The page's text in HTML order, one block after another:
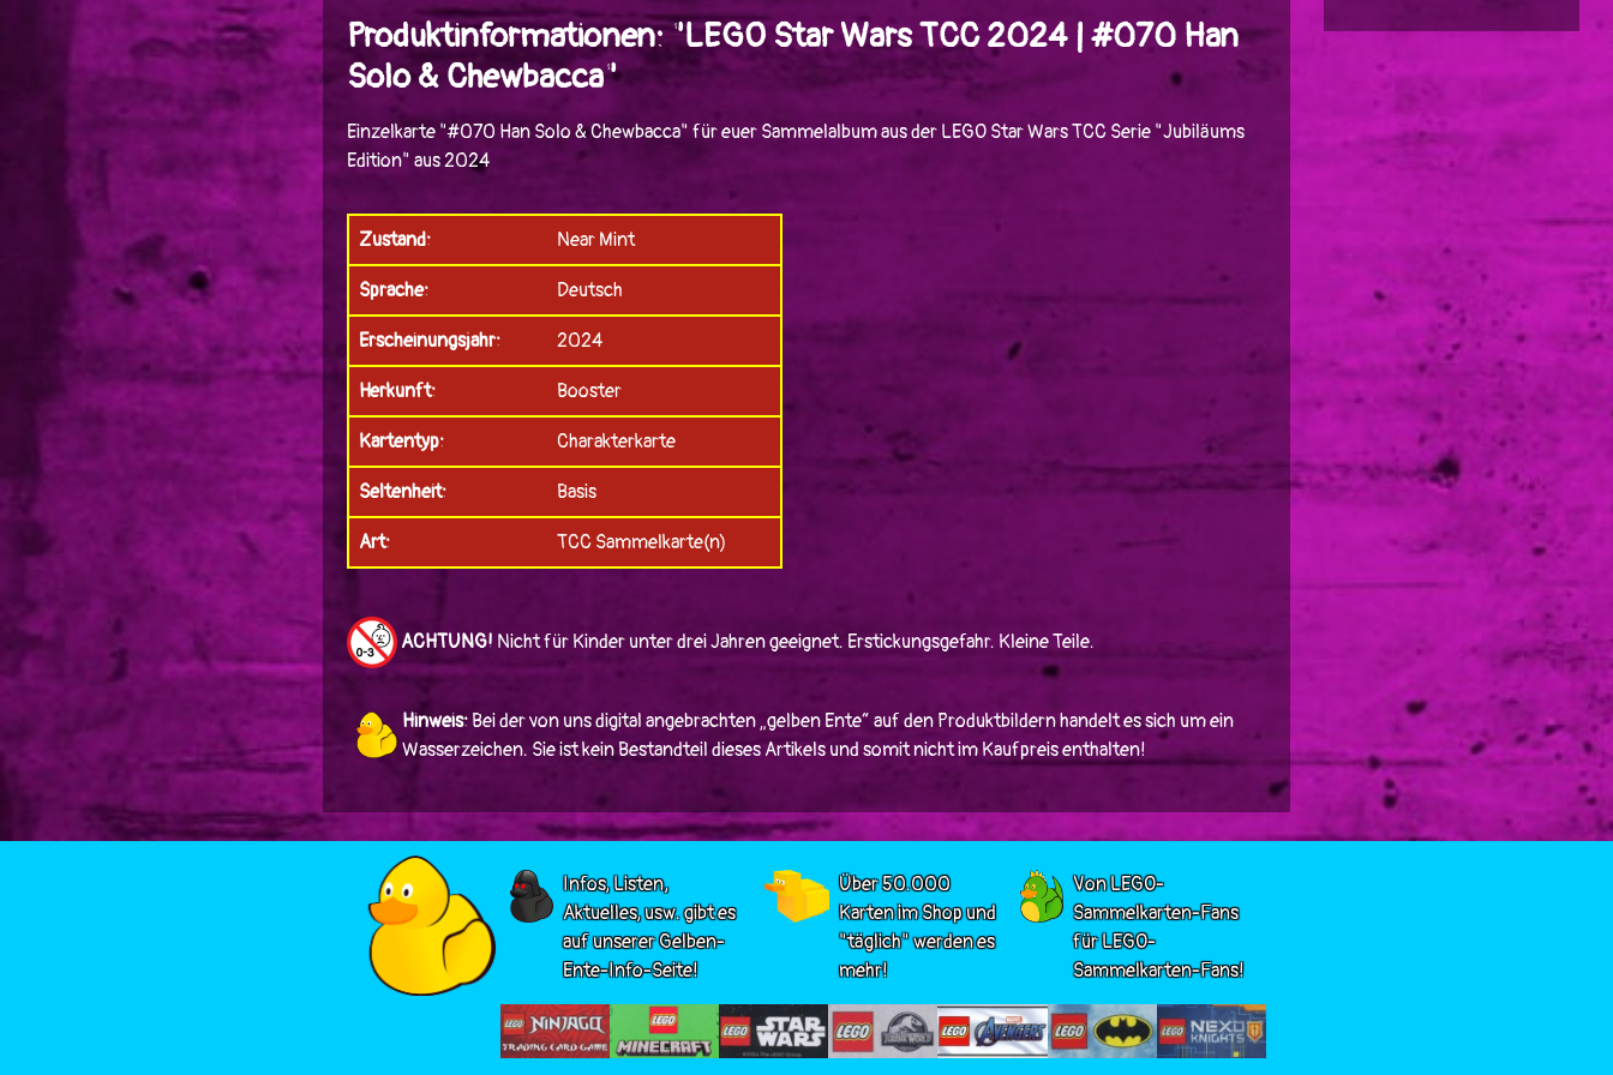
Produktinformationen: "LEGO Star Wars TCC 2024 | #070 Han
Solo & Chewbacca"
Einzelkarte "#070 Han Solo & Chewbacca" für euer Sammelalbum aus der LEGO Star Wars TCC Serie "Jubiläums
Edition" aus 2024
Zustand: Near Mint
Sprache: Deutsch
Erscheinungsjahr: 2024
Herkunft: Booster
Kartentyp: Charakterkarte
Seltenheit: Basis
Art: TCC Sammelkarte(n)
ACHTUNG! Nicht für Kinder unter drei Jahren geeignet. Erstickungsgefahr. Kleine Teile.
Hinweis: Bei der von uns digital angebrachten „gelben Ente“ auf den Produktbildern handelt es sich um ein
Wasserzeichen. Sie ist kein Bestandteil dieses Artikels und somit nicht im Kaufpreis enthalten!
Infos, Listen,
Aktuelles, usw. gibt es
auf unserer Gelben-
Ente-Info-Seite!
Über 50.000
Karten im Shop und
"täglich" werden es
mehr!
Von LEGO-
Sammelkarten-Fans
für LEGO-
Sammelkarten-Fans!